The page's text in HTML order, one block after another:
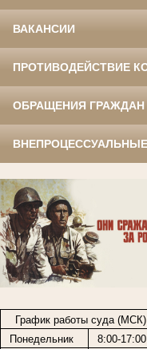
ВАКАНСИИ
ПРОТИВОДЕЙСТВИЕ
ОБРАЩЕНИЯ ГРАЖДАН
График работы суда (МСК)
Понедельник
8:00-17:00